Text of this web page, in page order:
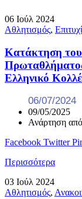
06 Ιούλ 2024
Αθλητισμός,
Κατάκτηση
Ελληνικό
06/07/2024
09/05/2025
Ανάρτηση από
Facebook Twitter
Περισσότερα
03 Ιούλ 2024
Αθλητισμός,